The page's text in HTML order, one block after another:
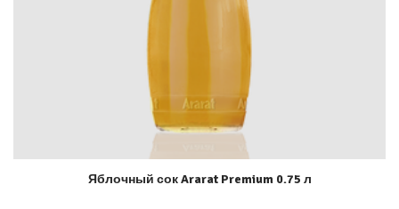
Яблочный сок Ararat Premium 0.75 л